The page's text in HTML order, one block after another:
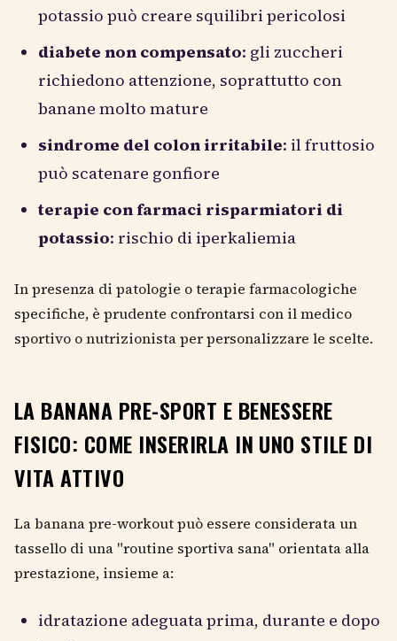
potassio può creare squilibri pericolosi
diabete non compensato: gli zuccheri
richiedono attenzione, soprattutto con
banane molto mature
sindrome del colon irritabile: il fruttosio
può scatenare gonfiore
terapie con farmaci risparmiatori di
potassio: rischio di iperkaliemia
In presenza di patologie o terapie farmacologiche
specifiche, è prudente confrontarsi con il medico
sportivo o nutrizionista per personalizzare le scelte.
LA BANANA PRE-SPORT E BENESSERE
FISICO: COME INSERIRLA IN UNO STILE DI
VITA ATTIVO
La banana pre-workout può essere considerata un
tassello di una "routine sportiva sana" orientata alla
prestazione, insieme a:
idratazione adeguata prima, durante e dopo